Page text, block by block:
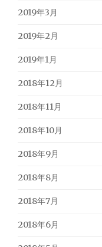
2019年3月
2019年2月
2019年1月
2018年12月
2018年11月
2018年10月
2018年9月
2018年8月
2018年7月
2018年6月